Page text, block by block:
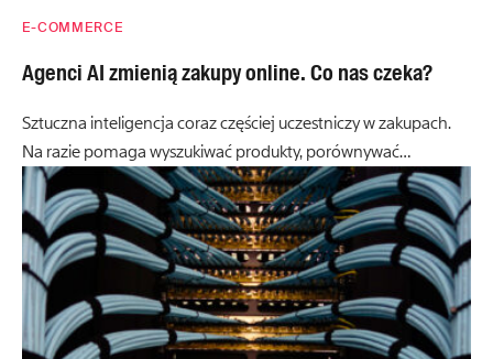
E-COMMERCE
Agenci AI zmienią zakupy online. Co nas czeka?
Sztuczna inteligencja coraz częściej uczestniczy w zakupach.
Na razie pomaga wyszukiwać produkty, porównywać…